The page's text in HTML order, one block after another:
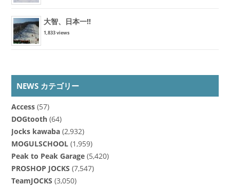
大智、日本一!!
1,833 views
NEWS カテゴリー
Access(57)
DOGtooth(64)
Jocks kawaba(2,932)
MOGULSCHOOL(1,959)
Peak to Peak Garage(5,420)
PROSHOP JOCKS (7,547)
TeamJOCKS (3,050)